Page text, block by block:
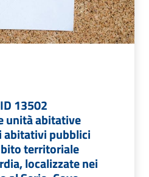
13502
unità abitative
abitativi pubblici
territoriale
localizzate nei